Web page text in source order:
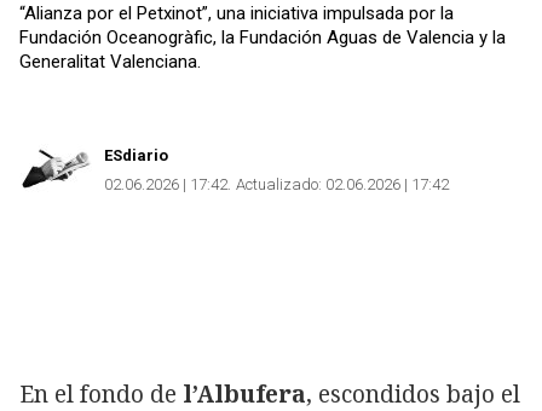
“Alianza por el Petxinot”, una iniciativa impulsada por la
Fundación Oceanogràfic, la Fundación Aguas de Valencia y la
Generalitat Valenciana.
ESdiario
02.06.2026 | 17:42 Actualizado: 02.06.2026 | 17:42
En el fondo de l’Albufera, escondidos bajo el